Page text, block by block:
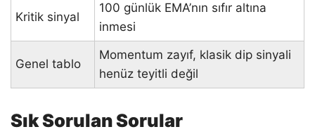
Kritik sinyal
100 günlük EMA’nın sıfır altına
inmesi
Genel tablo
Momentum zayıf, klasik dip sinyali
henüz teyitli değil
Sık Sorulan Sorular